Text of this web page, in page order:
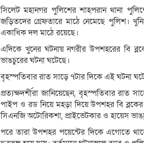
সিলেট মহানগর পুলিশের শাহপরান থানা
জড়িতদের গ্রেফতারে মাঠে নেমেছে পুলিশ।
একাধিক দল মাঠে রয়েছে।
এদিকে খুনের ঘটনায় নগরীর উপশহরের বি
ভাঙচুরের ঘটনা ঘটেছে।
বৃহস্পতিবার রাত সাড়ে ৭টার দিকে এই ঘটনা
প্রত্যক্ষদর্শীরা জানিয়েছেন, বৃহস্পতিবার
পাইপ ও রড নিয়ে মহড়া দিয়ে উপশহর বি
সিএনজি অটোরিকশা, প্রাইভেটকার ও হায়েস
পরে তারা উপশহর পয়েন্টের দিকে এগোতে